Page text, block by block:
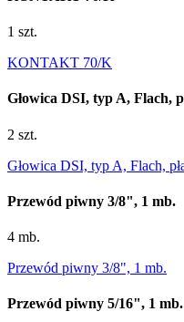
1 szt.
KONTAKT 70/K
Głowica DSI, typ A, Flach,
2 szt.
Głowica DSI, typ A, Flach,
Przewód piwny 3/8", 1 mb.
4 mb.
Przewód piwny 3/8", 1 mb.
Przewód piwny 5/16", 1 mb.